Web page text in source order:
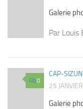
Galerie
Par Louis
0
CAP-SIZUN
25
Galerie